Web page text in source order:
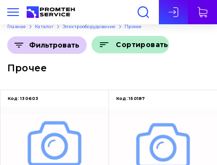
Рус
Главная Каталог Электрооборудование Прочее
Прочее
Фильтровать Сортировать
Код: 130603 Код: 150187